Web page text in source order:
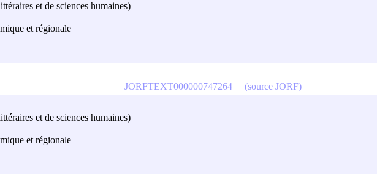
et de sciences humaines)
et régionale
et de sciences humaines)
et régionale
JORFTEXT000000747264 (source JORF)